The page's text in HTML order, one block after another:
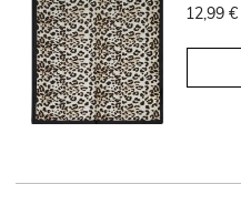
12,99 €